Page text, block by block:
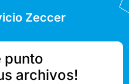
Zeccer
punto
archivos!